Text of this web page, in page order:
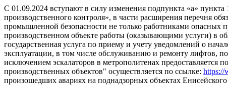
С 01.09.2024 вступают в силу изменения подпункта «а»
производственного контроля», в части расширения перечня
промышленной безопасности не только работниками
производственном объекте работы (оказывающими услуги) в
государственная услуга по приему и учету уведомлений о
эксплуатации, в том числе обслуживанию и ремонту лифтов,
исключением эскалаторов в метрополитенах предоставляется
производственных объектов" осуществляется по ссылке: https://
произошедших авариях на поднадзорных объектах